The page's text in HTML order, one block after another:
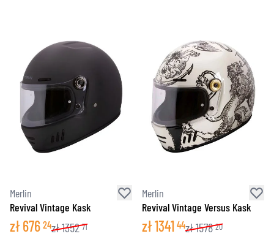
Merlin
Revival Vintage Kask
zł676 24zł1352 71
Merlin
Revival Vintage Versus Kask
zł1341 44zł1578 20